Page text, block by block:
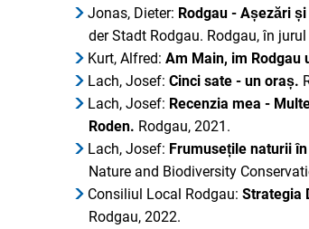
Jonas, Dieter: Rodgau - Așezări
der Stadt Rodgau. Rodgau, în
Kurt, Alfred:Am Main, im Rodgau
Lach, Josef:Cinci sate - un oraș.
Lach, Josef: Recenzia mea -
Roden. Rodgau, 2021.
Lach, Josef: Frumusețile naturii
Nature and Biodiversity
Consiliul Local Rodgau:Strategia
Rodgau, 2022.